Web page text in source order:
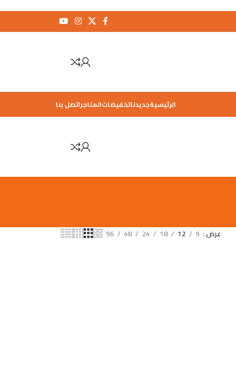
الرئيسيةجديدناتخفيضاتالمتاجراتصل بنا
عرض 9
12
18
24
48
96